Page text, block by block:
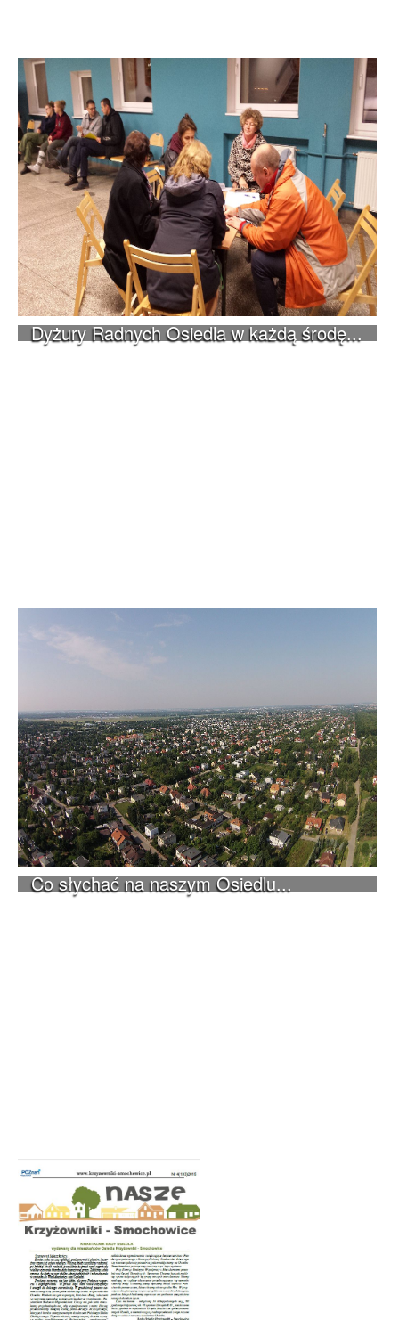
Dyżury Radnych Osiedla w każdą środę...
Co słychać na naszym Osiedlu...